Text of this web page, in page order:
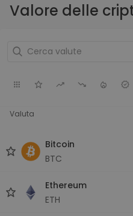
Valore delle
Valuta
Bitcoin
BTC
Ethereum
ETH